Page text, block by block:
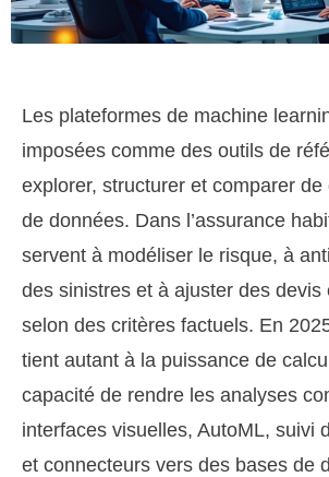
Les plateformes de machine
imposées comme des outils de
explorer, structurer et comparer
de données. Dans l’assurance
servent à modéliser le risque, à
des sinistres et à ajuster des devis
selon des critères factuels. En
tient autant à la puissance de
capacité de rendre les analyses
interfaces visuelles, AutoML, suivi
et connecteurs vers des bases de